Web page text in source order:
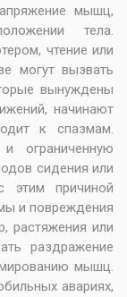
мышц,
тела.
чтение или
могут вызвать
вынуждены
начинают
к спазмам.
ограниченную
сидения или
этим причиной
и повреждения
растяжения или
раздражение
мышц.
авариях,